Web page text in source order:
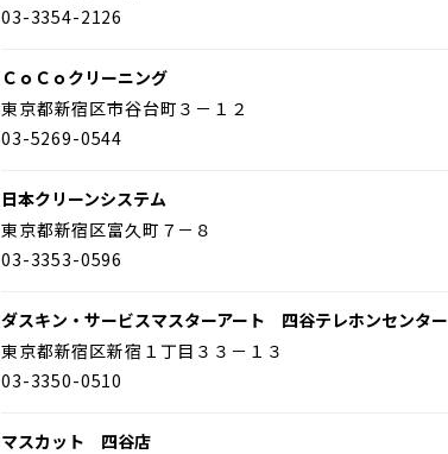
03-3354-2126
ＣｏＣｏクリーニング
東京都新宿区市谷台町３－１２
03-5269-0544
日本クリーンシステム
東京都新宿区富久町７－８
03-3353-0596
ダスキン・サービスマスターアート 四谷テレホンセンター
東京都新宿区新宿１丁目３３－１３
03-3350-0510
マスカット 四谷店